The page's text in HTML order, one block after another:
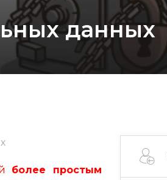
данных
более простым